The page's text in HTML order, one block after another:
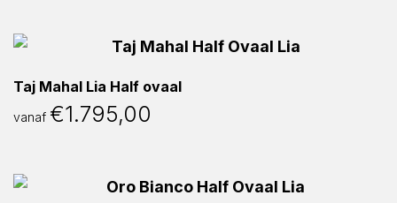
Taj Mahal Lia Half ovaal
vanaf €1.795,00